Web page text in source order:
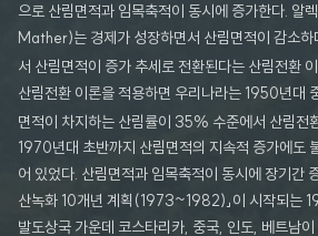
으로 산림면적과 임목축적이 동시에 증가한다.
Mather)는 경제가 성장하면서 산림면적이 감소하
서 산림면적이 증가 추세로 전환된다는 산림전환
산림전환 이론을 적용하면 우리나라는 1950년대
면적이 차지하는 산림률이 35% 수준에서 산림전
1970년대 초반까지 산림면적의 지속적 증가에도
어 있었다. 산림면적과 임목축적이 동시에 장기간
산녹화 10개년 계획(1973~1982)」이 시작되는
발도상국 가운데 코스타리카, 중국, 인도, 베트남